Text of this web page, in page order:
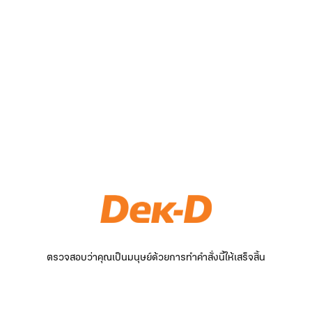
ตรวจสอบว่าคุณเป็นมนุษย์ด้วยการทำคำสั่งนี้ให้เสร็จสิ้น